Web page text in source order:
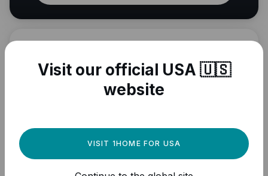
Brauchen Sie eine
Visit our official USA 🇺🇸
website
VISIT 1HOME FOR USA